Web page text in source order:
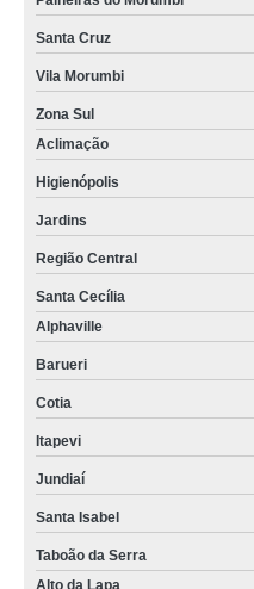
Santa Cruz
Vila Morumbi
Zona Sul
Aclimação
Higienópolis
Jardins
Região Central
Santa Cecília
Alphaville
Barueri
Cotia
Itapevi
Jundiaí
Santa Isabel
Taboão da Serra
Alto da Lapa